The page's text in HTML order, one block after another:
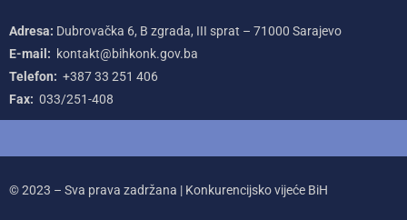
Adresa: Dubrovačka 6, B zgrada, III sprat – 71000‌ Sarajevo
E-mail: kontakt@bihkonk.gov.ba
Telefon: +387‌ 33‌ 251‌ 406
Fax: 033/251-408
© 2023 – Sva prava zadržana | Konkurencijsko vijeće BiH